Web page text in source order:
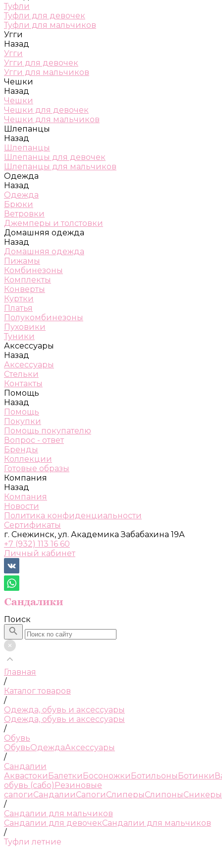
Туфли
Туфли для девочек
Туфли для мальчиков
Угги
Назад
Угги
Угги для девочек
Угги для мальчиков
Чешки
Назад
Чешки
Чешки для девочек
Чешки для мальчиков
Шлепанцы
Назад
Шлепанцы
Шлепанцы для девочек
Шлепанцы для мальчиков
Одежда
Назад
Одежда
Брюки
Ветровки
Джемперы и толстовки
Домашняя одежда
Назад
Домашняя одежда
Пижамы
Комбинезоны
Комплекты
Конверты
Куртки
Платья
Полукомбинезоны
Пуховики
Туники
Аксессуары
Назад
Аксессуары
Стельки
Контакты
Помощь
Назад
Помощь
Покупки
Помощь покупателю
Вопрос - ответ
Бренды
Коллекции
Готовые образы
Компания
Назад
Компания
Новости
Политика конфиденциальности
Сертификаты
г. Снежинск, ул. Академика Забабахина 19А
+7 (932) 113 16 60
Личный кабинет
Поиск
Главная
/
Каталог товаров
/
Одежда, обувь и аксессуары
Одежда, обувь и аксессуары
/
Обувь
ОбувьОдеждаАксессуары
/
Сандалии
Аквастоки Балетки Босоножки Ботильоны Ботинки
обувь (сабо) Резиновые
сапогиСандалииСапогиСлиперыСлипоныСникеры
/
Сандалии для мальчиков
Сандалии для девочекСандалии для мальчиков
/
Туфли летние